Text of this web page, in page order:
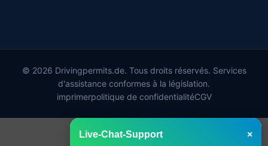
© 2026 Drivingpermits.de. Tous droits réservés. Services
d'assistance conformes à la législation.
imprimerpolitique de confidentialitéCGV
Live-Chat-Support ×